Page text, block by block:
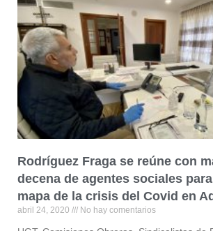
Rodríguez Fraga se reúne con
decena de agentes sociales
mapa de la crisis del Covid en
abril 24, 2020 No hay comentarios